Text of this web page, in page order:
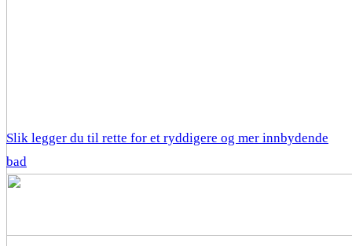
Slik legger du til rette for et ryddigere og mer innbydende
bad